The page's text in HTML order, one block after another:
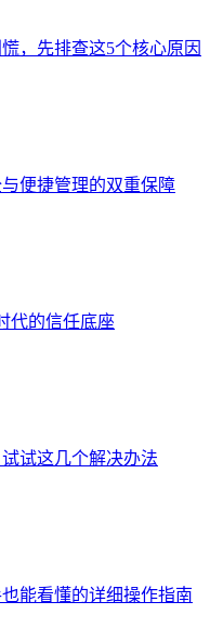
，先排查这5个核心原因
便捷管理的双重保障
代的信任底座
试这几个解决办法
能看懂的详细操作指南